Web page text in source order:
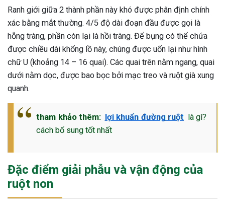
Ranh giới giữa 2 thành phần này khó được phân định chính
xác bằng mắt thường. 4/5 độ dài đoạn đầu được gọi là
hỗng tràng, phần còn lại là hồi tràng. Để bụng có thể chứa
được chiều dài khổng lồ này, chúng được uốn lại như hình
chữ U (khoảng 14 – 16 quai). Các quai trên nằm ngang, quai
dưới nằm dọc, được bao bọc bởi mạc treo và ruột già xung
quanh.
tham khảo thêm: lợi khuẩn đường ruột là gì?
cách bổ sung tốt nhất
Đặc điểm giải phẫu và vận động của
ruột non